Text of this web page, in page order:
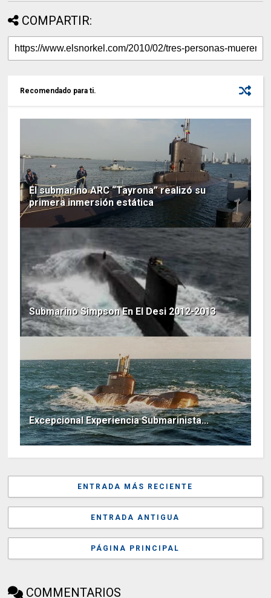
COMPARTIR:
Recomendado para ti.
El submarino ARC “Tayrona” realizó su
primera inmersión estática
Submarino Simpson En El Desi 2012-2013
Excepcional Experiencia Submarinista...
ENTRADA MÁS RECIENTE
ENTRADA ANTIGUA
PÁGINA PRINCIPAL
COMMENTARIOS